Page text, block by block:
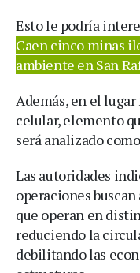
Esto le podría
Caen cinco minas
ambiente en San
Además, en el
celular, elemento
será analizado
Las autoridades
operaciones
que operan en
reduciendo la
debilitando las